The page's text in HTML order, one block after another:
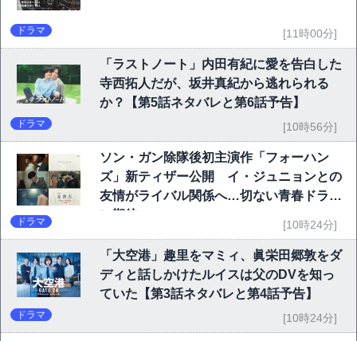
ドラマ [11時00分]
「ラストノート」内田有紀に愛を告白した
寺西拓人だが、坂井真紀から逃れられる
か？【第5話ネタバレと第6話予告】
ドラマ [10時56分]
ソン・ガン除隊後初主演作「フォーハン
ズ」新ティザー公開 イ・ジュニョンとの
友情がライバル関係へ…切ない青春ドラマ
に期待
ドラマ [10時24分]
「大空港」趣里をマミィ、眞栄田郷敦をダ
ディと話しかけたルイスは父のDVを知っ
ていた【第3話ネタバレと第4話予告】
ドラマ [10時24分]